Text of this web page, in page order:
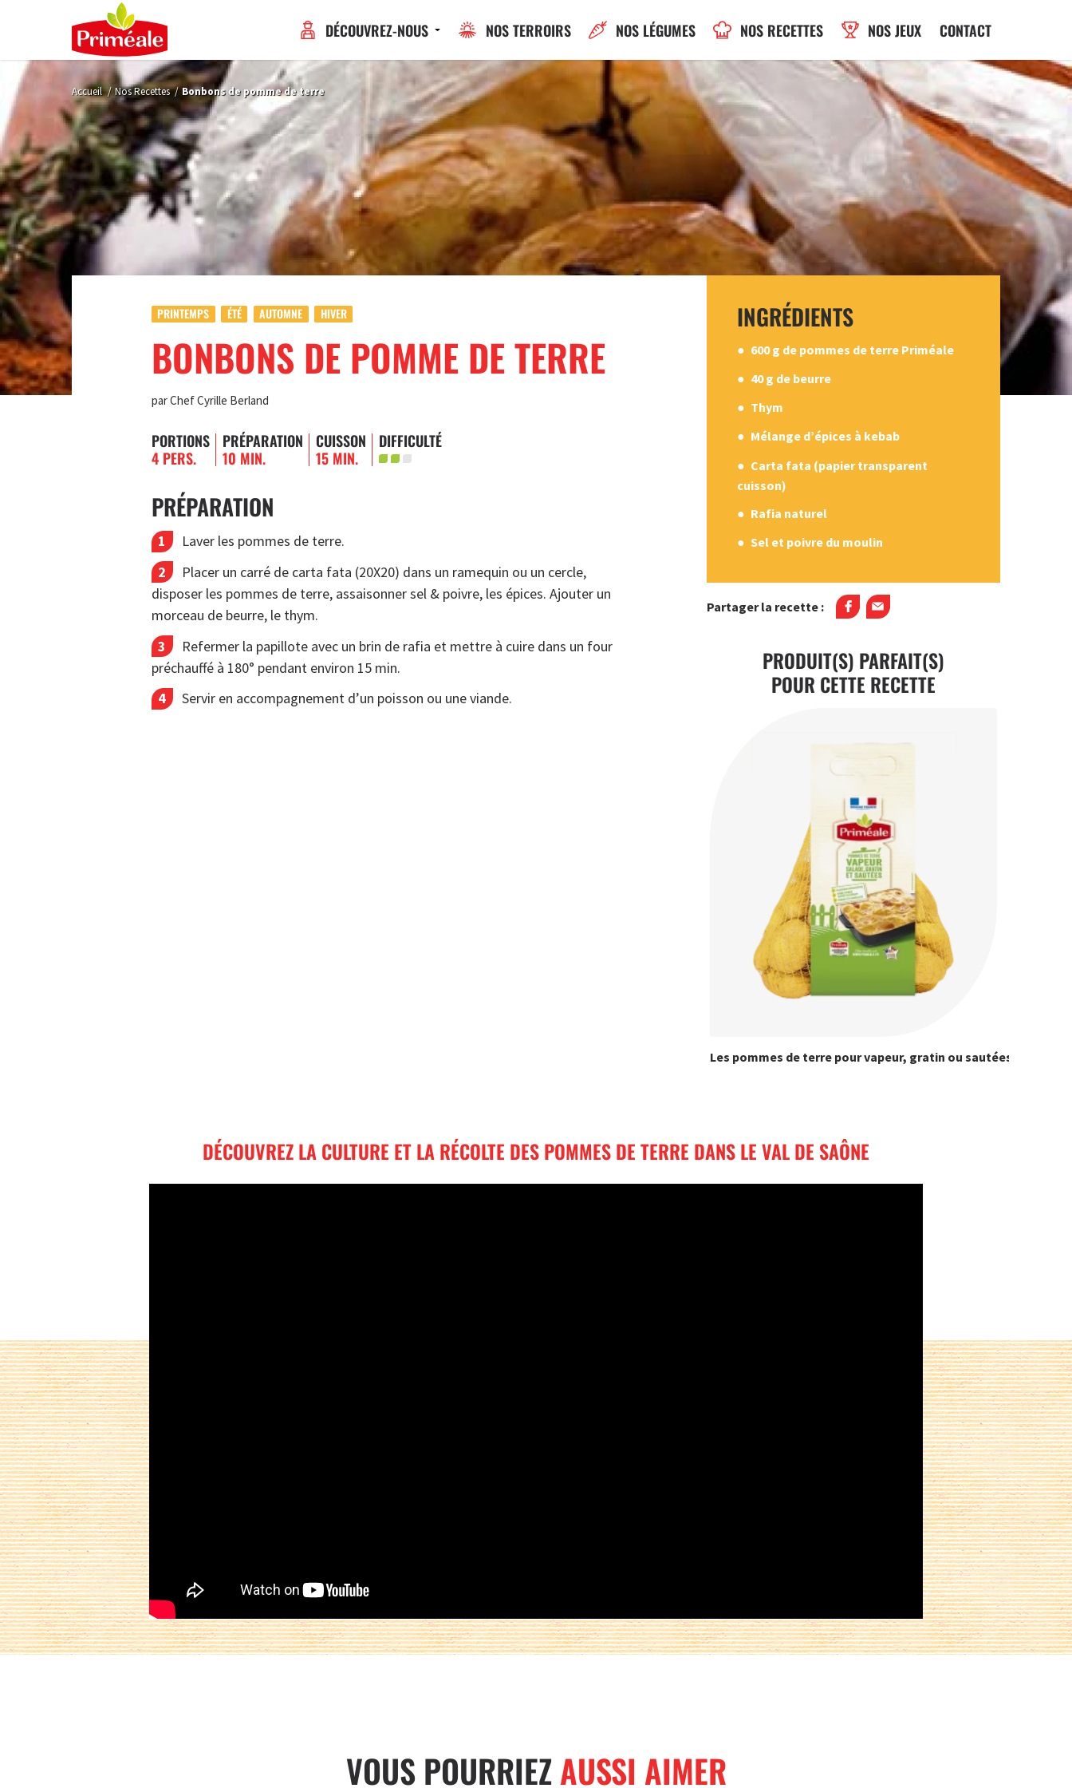
DÉCOUVREZ-NOUS NOS TERROIRS NOS LÉGUMES NOS RECETTES NOS JEUX CONTACT
Accueil / Nos Recettes / Bonbons de pomme de terre
PRINTEMPS ÉTÉ AUTOMNE HIVER
BONBONS DE POMME DE TERRE
par Chef Cyrille Berland
PORTIONS
4 PERS.
PRÉPARATION
10 MIN.
CUISSON
15 MIN.
DIFFICULTÉ
PRÉPARATION
Laver les pommes de terre.
Placer un carré de carta fata (20X20) dans un ramequin ou un cercle,
disposer les pommes de terre, assaisonner sel & poivre, les épices. Ajouter un
morceau de beurre, le thym.
Refermer la papillote avec un brin de rafia et mettre à cuire dans un four
préchauffé à 180° pendant environ 15 min.
Servir en accompagnement d’un poisson ou une viande.
INGRÉDIENTS
600 g de pommes de terre Priméale
40 g de beurre
Thym
Mélange d’épices à kebab
Carta fata (papier transparent
cuisson)
Rafia naturel
Sel et poivre du moulin
Partager la recette :
PRODUIT(S) PARFAIT(S)
POUR CETTE RECETTE
Les pommes de terre pour vapeur, gratin ou sautées
DÉCOUVREZ LA CULTURE ET LA RÉCOLTE DES POMMES DE TERRE DANS LE VAL DE SAÔNE
Partager sur :
VOUS POURRIEZAUSSI AIMER